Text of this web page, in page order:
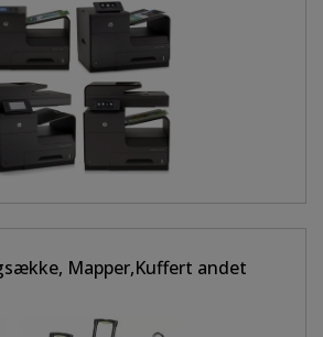
Mapper,Kuffert andet